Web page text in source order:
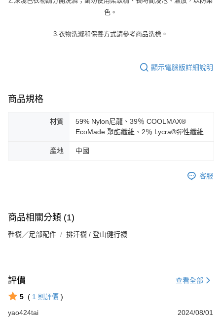
色。
3.衣物洗滌和保養方式請參考商品洗標。
顯示電腦版詳細說明
商品規格
材質
59% Nylon尼龍、39％ COOLMAX®
EcoMade 聚酯纖維、2％ Lycra®彈性纖維
產地 中國
客服
商品相關分類 (1)
鞋襪／足部配件 排汗襪 / 登山健行襪
評價 查看全部
5 ( 1 則評價 )
yao424tai
2024/08/01